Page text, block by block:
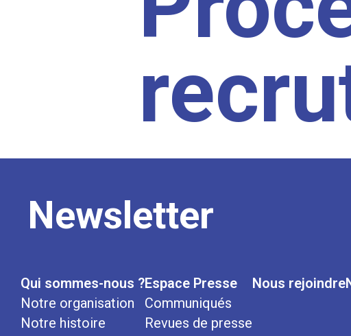
Newsletter
Qui sommes-nous ?
Notre organisation
Notre histoire
Espace Presse
Communiqués
Revues de presse
Nous rejoindre